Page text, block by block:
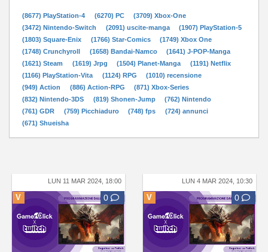
(8677) PlayStation-4 (6270) PC
(3709) Xbox-One
(3472) Nintendo-Switch
(2091) uscite-manga
(1907) PlayStation-5
(1803) Square-Enix
(1766) Star-Comics
(1749) Xbox One
(1748) Crunchyroll
(1658) Bandai-Namco
(1641) J-POP-Manga
(1621) Steam
(1619) Jrpg (1504) Planet-Manga
(1191) Netflix
(1166) PlayStation-Vita
(1124) RPG
(1010) recensione
(949) Action
(886) Action-RPG
(871) Xbox-Series
(832) Nintendo-3DS
(819) Shonen-Jump
(762) Nintendo
(761) GDR
(759) Picchiaduro (748) fps
(724) annunci
(671) Shueisha
LUN 11 MAR 2024, 18:00
V 0
LUN 4 MAR 2024, 10:30
V 0